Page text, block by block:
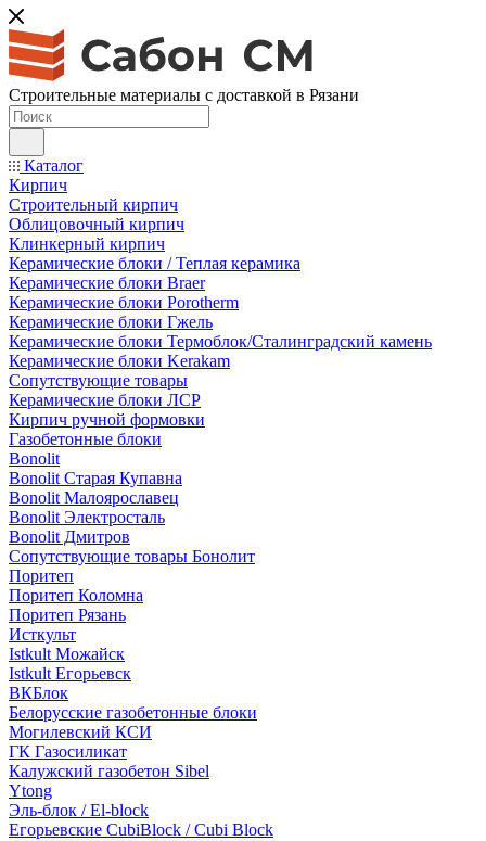
Строительные материалы с доставкой в Рязани
Каталог
Кирпич
Строительный кирпич
Облицовочный кирпич
Клинкерный кирпич
Керамические блоки / Теплая керамика
Керамические блоки Braer
Керамические блоки Porotherm
Керамические блоки Гжель
Керамические блоки Термоблок/Сталинградский камень
Керамические блоки Kerakam
Сопутствующие товары
Керамические блоки ЛСР
Кирпич ручной формовки
Газобетонные блоки
Bonolit
Bonolit Старая Купавна
Bonolit Малоярославец
Bonolit Электросталь
Bonolit Дмитров
Сопутствующие товары Бонолит
Поритеп
Поритеп Коломна
Поритеп Рязань
Исткульт
Istkult Можайск
Istkult Егорьевск
ВКБлок
Белорусские газобетонные блоки
Могилевский КСИ
ГК Газосиликат
Калужский газобетон Sibel
Ytong
Эль-блок / El-block
Егорьевские CubiBlock / Cubi Block